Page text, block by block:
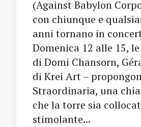
(Against Babylon
con chiunque e
anni tornano in
Domenica 12 alle 15,
di Domi Chansorn,
di Krei Art –
Straordinaria, una
che la torre sia
stimolante...